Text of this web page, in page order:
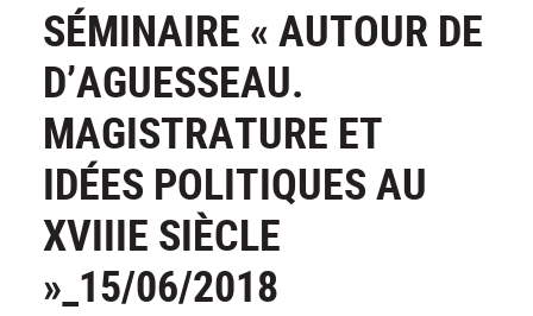
SÉMINAIRE « AUTOUR DE
D’AGUESSEAU.
MAGISTRATURE ET
IDÉES POLITIQUES AU
XVIIIE SIÈCLE
»_15/06/2018